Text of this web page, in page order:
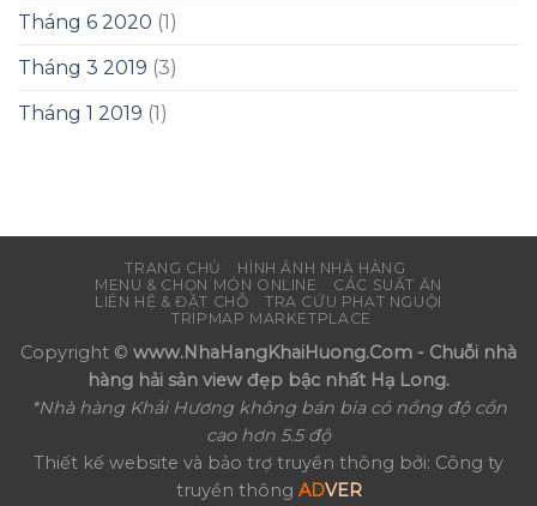
Tháng 6 2020 (1)
Tháng 3 2019 (3)
Tháng 1 2019 (1)
TRANG CHỦ
HÌNH ẢNH NHÀ HÀNG
MENU & CHỌN MÓN ONLINE
CÁC SUẤT ĂN
LIÊN HỆ & ĐẶT CHỖ
TRA CỨU PHẠT NGUỘI
TRIPMAP MARKETPLACE
Copyright © www.NhaHangKhaiHuong.Com - Chuỗi nhà
hàng hải sản view đẹp bậc nhất Hạ Long.
*Nhà hàng Khải Hương không bán bia có nồng độ cồn
cao hơn 5.5 độ
Thiết kế website và bảo trợ truyền thông bởi: Công ty
truyền thông ADVER